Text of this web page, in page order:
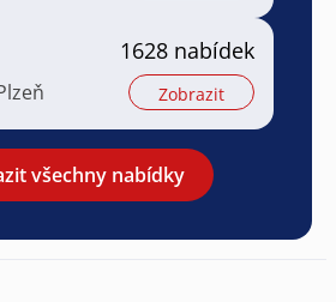
1628 nabídek
Zobrazit
všechny nabídky